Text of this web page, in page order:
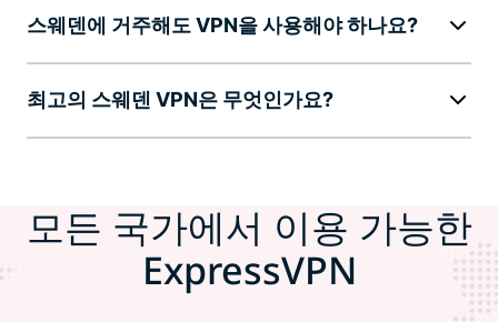
스웨덴에 거주해도 VPN을 사용해야 하나요?
최고의 스웨덴 VPN은 무엇인가요?
모든 국가에서 이용 가능한
ExpressVPN